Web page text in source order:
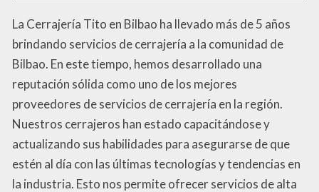
La Cerrajería Tito en Bilbao ha llevado más de 5 años
brindando servicios de cerrajería a la comunidad de
Bilbao. En este tiempo, hemos desarrollado una
reputación sólida como uno de los mejores
proveedores de servicios de cerrajería en la región.
Nuestros cerrajeros han estado capacitándose y
actualizando sus habilidades para asegurarse de que
estén al día con las últimas tecnologías y tendencias en
la industria. Esto nos permite ofrecer servicios de alta